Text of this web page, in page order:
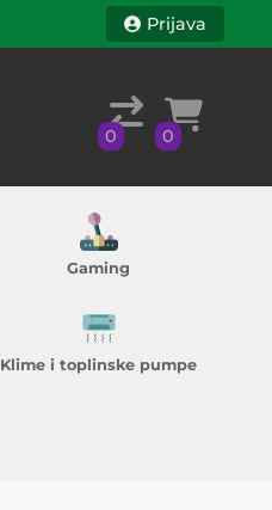
Prijava
0 0
Gaming
Klime i toplinske pumpe